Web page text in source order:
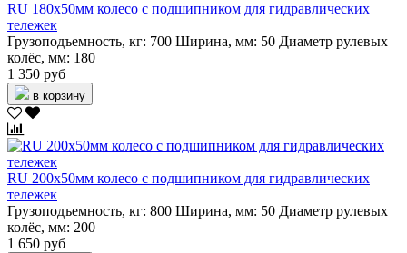
RU 180х50мм колесо с подшипником для гидравлических
тележек
Грузоподъемность, кг: 700 Ширина, мм: 50 Диаметр рулевых
колёс, мм: 180
1 350 руб
в корзину
RU 200х50мм колесо с подшипником для гидравлических
тележек
Грузоподъемность, кг: 800 Ширина, мм: 50 Диаметр рулевых
колёс, мм: 200
1 650 руб